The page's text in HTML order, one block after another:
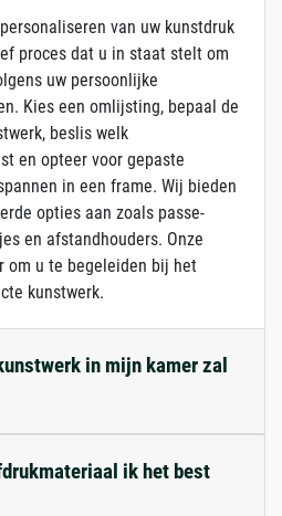
van uw kunstdruk
proces dat u in staat stelt om
uw persoonlijke
Kies een omlijsting, bepaal de
beslis welk
en opteer voor gepaste
in een frame. Wij bieden
opties aan zoals passe-
en afstandhouders. Onze
om u te begeleiden bij het
kunstwerk.
in mijn kamer zal
ik het best